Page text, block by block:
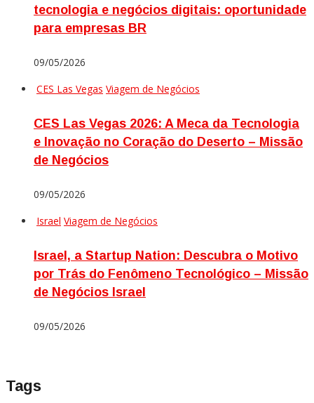
tecnologia e negócios digitais: oportunidade
para empresas BR
09/05/2026
CES Las Vegas Viagem de Negócios
CES Las Vegas 2026: A Meca da Tecnologia
e Inovação no Coração do Deserto – Missão
de Negócios
09/05/2026
Israel Viagem de Negócios
Israel, a Startup Nation: Descubra o Motivo
por Trás do Fenômeno Tecnológico – Missão
de Negócios Israel
09/05/2026
Tags